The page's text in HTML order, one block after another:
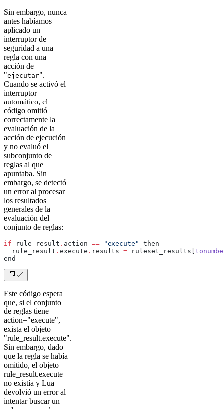
Sin embargo, nunca
antes habíamos
aplicado un
interruptor de
seguridad a una
regla con una
acción de
"ejecutar".
Cuando se activó el
interruptor
automático, el
código omitió
correctamente la
evaluación de la
acción de ejecución
y no evaluó el
subconjunto de
reglas al que
apuntaba. Sin
embargo, se detectó
un error al procesar
los resultados
generales de la
evaluación del
conjunto de reglas:
if rule_result . action == "execute"
then
  rule_result
. execute . results = ruleset_results[
end
Este código espera
que, si el conjunto
de reglas tiene
action="execute",
exista el objeto
"rule_result.execute".
Sin embargo, dado
que la regla se había
omitido, el objeto
rule_result.execute
no existía y Lua
devolvió un error al
intentar buscar un